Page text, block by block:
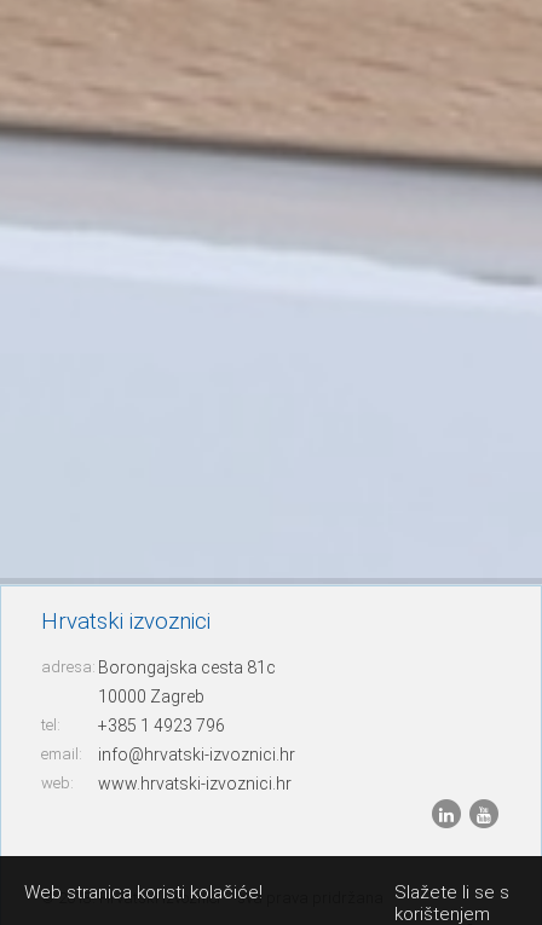
Hrvatski izvoznici
adresa: Borongajska cesta 81c
10000 Zagreb
tel: +385 1 4923 796
email: info@hrvatski-izvoznici.hr
web: www.hrvatski-izvoznici.hr
© 2013. Hrvatski izvoznici – sva prava pridržana
Web stranica koristi kolačiće!
Slažete li se s
korištenjem